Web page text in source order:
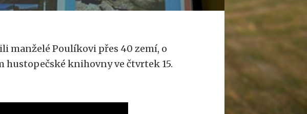
manželé Poulíkovi přes 40 zemí, o
knihovny ve čtvrtek 15.